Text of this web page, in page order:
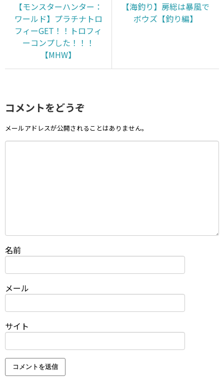
【モンスターハンター：
ワールド】プラチナトロ
フィーGET！！トロフィ
ーコンプした！！！
【MHW】
【海釣り】房総は暴風で
ボウズ【釣り編】
コメントをどうぞ
メールアドレスが公開されることはありません。
名前
メール
サイト